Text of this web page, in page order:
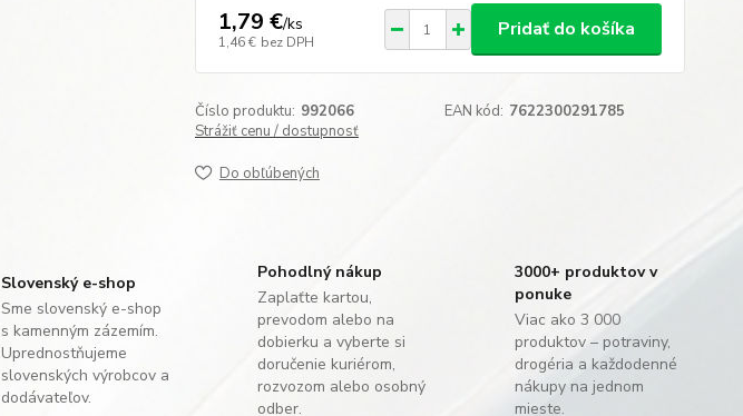
1,79 €/ks
1,46 € bez DPH
Pridať do košíka
Číslo produktu: 992066 EAN kód: 7622300291785
Strážiť cenu / dostupnosť
Do obľúbených
Slovenský e-shop
Sme slovenský e-shop
s kamenným zázemím.
Uprednostňujeme
slovenských výrobcov a
dodávateľov.
Pohodlný nákup
Zaplaťte kartou,
prevodom alebo na
dobierku a vyberte si
doručenie kuriérom,
rozvozom alebo osobný
odber.
3000+ produktov v
ponuke
Viac ako 3 000
produktov – potraviny,
drogéria a každodenné
nákupy na jednom
mieste.